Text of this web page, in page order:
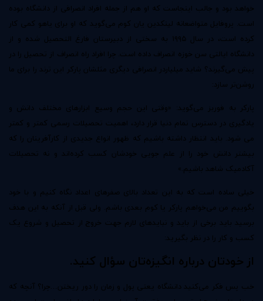
خواهد بود و جالب اینجاست که او هم از جمله افراد انصرافی از دانشگاه بوده
است. پروفایل متواضعانه لینکدین یان کوم می‌گوید که او برای یاهو کمی کار
کرده است، در سال ۱۹۹۵ به سختی از دبیرستان فارغ التحصیل شده و از
دانشگاه ایالتی سن خوزه انصراف داده است. چرا افراد راه انصراف از تحصیل را در
پیش می‌گیرند؟ شاید میلیاردر انصرافی دیگری مثلشان پارکر این ترند را برای ما
روشن‌تر سازد:
پارکر به فوربز می‌گوید: «وقتی این حجم وسیع ابزارهای مختلف دانش و
یادگیری در دسترس تمام دنیا قرار دارد، اهمیت تحصیلات رسمی کمتر و کمتر
می شود. باید انتظار داشته باشیم که ظهور انواع جدیدی از کارآفرینان را که
بیشتر دانش خود را از علم جویی خودشان کسب کرده‌اند و نه تحصیلات
آکادمیک شاهد باشیم.»
خیلی ساده است که به این تعداد بالای صفرهای اعداد نگاه کنیم و با خود
بگوییم من می‌خواهم پارکر یا کوم بعدی باشم. ولی قبل از آنکه به این هدف
برسید باید برخی از باید و نبایدهای لازم جهت خروج از تحصیل و شروع یک
کسب و کار را در نظر بگیرید:
از خودتان درباره انگیزه‌تان سؤال کنید.
خب پس فکر می‌کنید دانشگاه یعنی پول و زمان را دور ریختن…چرا؟ آنچه که